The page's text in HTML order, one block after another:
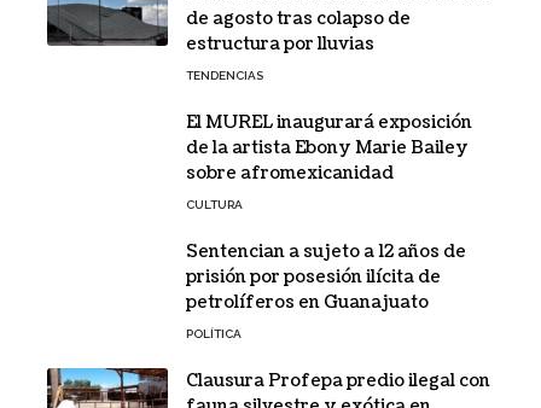
de agosto tras colapso de
estructura por lluvias
TENDENCIAS
El MUREL inaugurará exposición
de la artista Ebony Marie Bailey
sobre afromexicanidad
CULTURA
Sentencian a sujeto a 12 años de
prisión por posesión ilícita de
petrolíferos en Guanajuato
POLÍTICA
Clausura Profepa predio ilegal con